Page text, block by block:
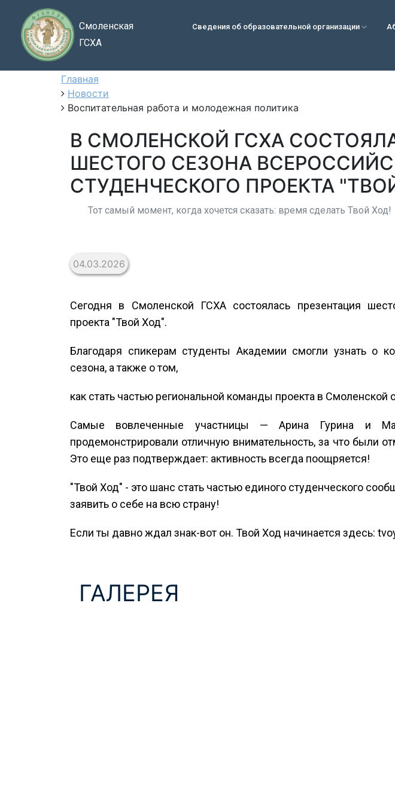
Смоленская
ГСХА
Сведения об образовательной организации
Главная
Новости
Воспитательная работа и молодежная политика
В СМОЛЕНСКОЙ ГСХА
ШЕСТОГО СЕЗОНА
СТУДЕНЧЕСКОГО ПРОЕКТА
Тот самый момент, когда хочется сказать: время сделать Твой Ход!
04.03.2026
Сегодня в Смоленской ГСХА состоялась презентация
проекта "Твой Ход".
Благодаря спикерам студенты Академии смогли узнать о
сезона, а также о том,
как стать частью региональной команды проекта в Смоленской
Самые вовлеченные участницы — Арина Гурина и
продемонстрировали отличную внимательность, за что были
Это еще раз подтверждает: активность всегда поощряется!
"Твой Ход" - это шанс стать частью единого студенческого
заявить о себе на всю страну!
Если ты давно ждал знак-вот он. Твой Ход начинается здесь:
ГАЛЕРЕЯ